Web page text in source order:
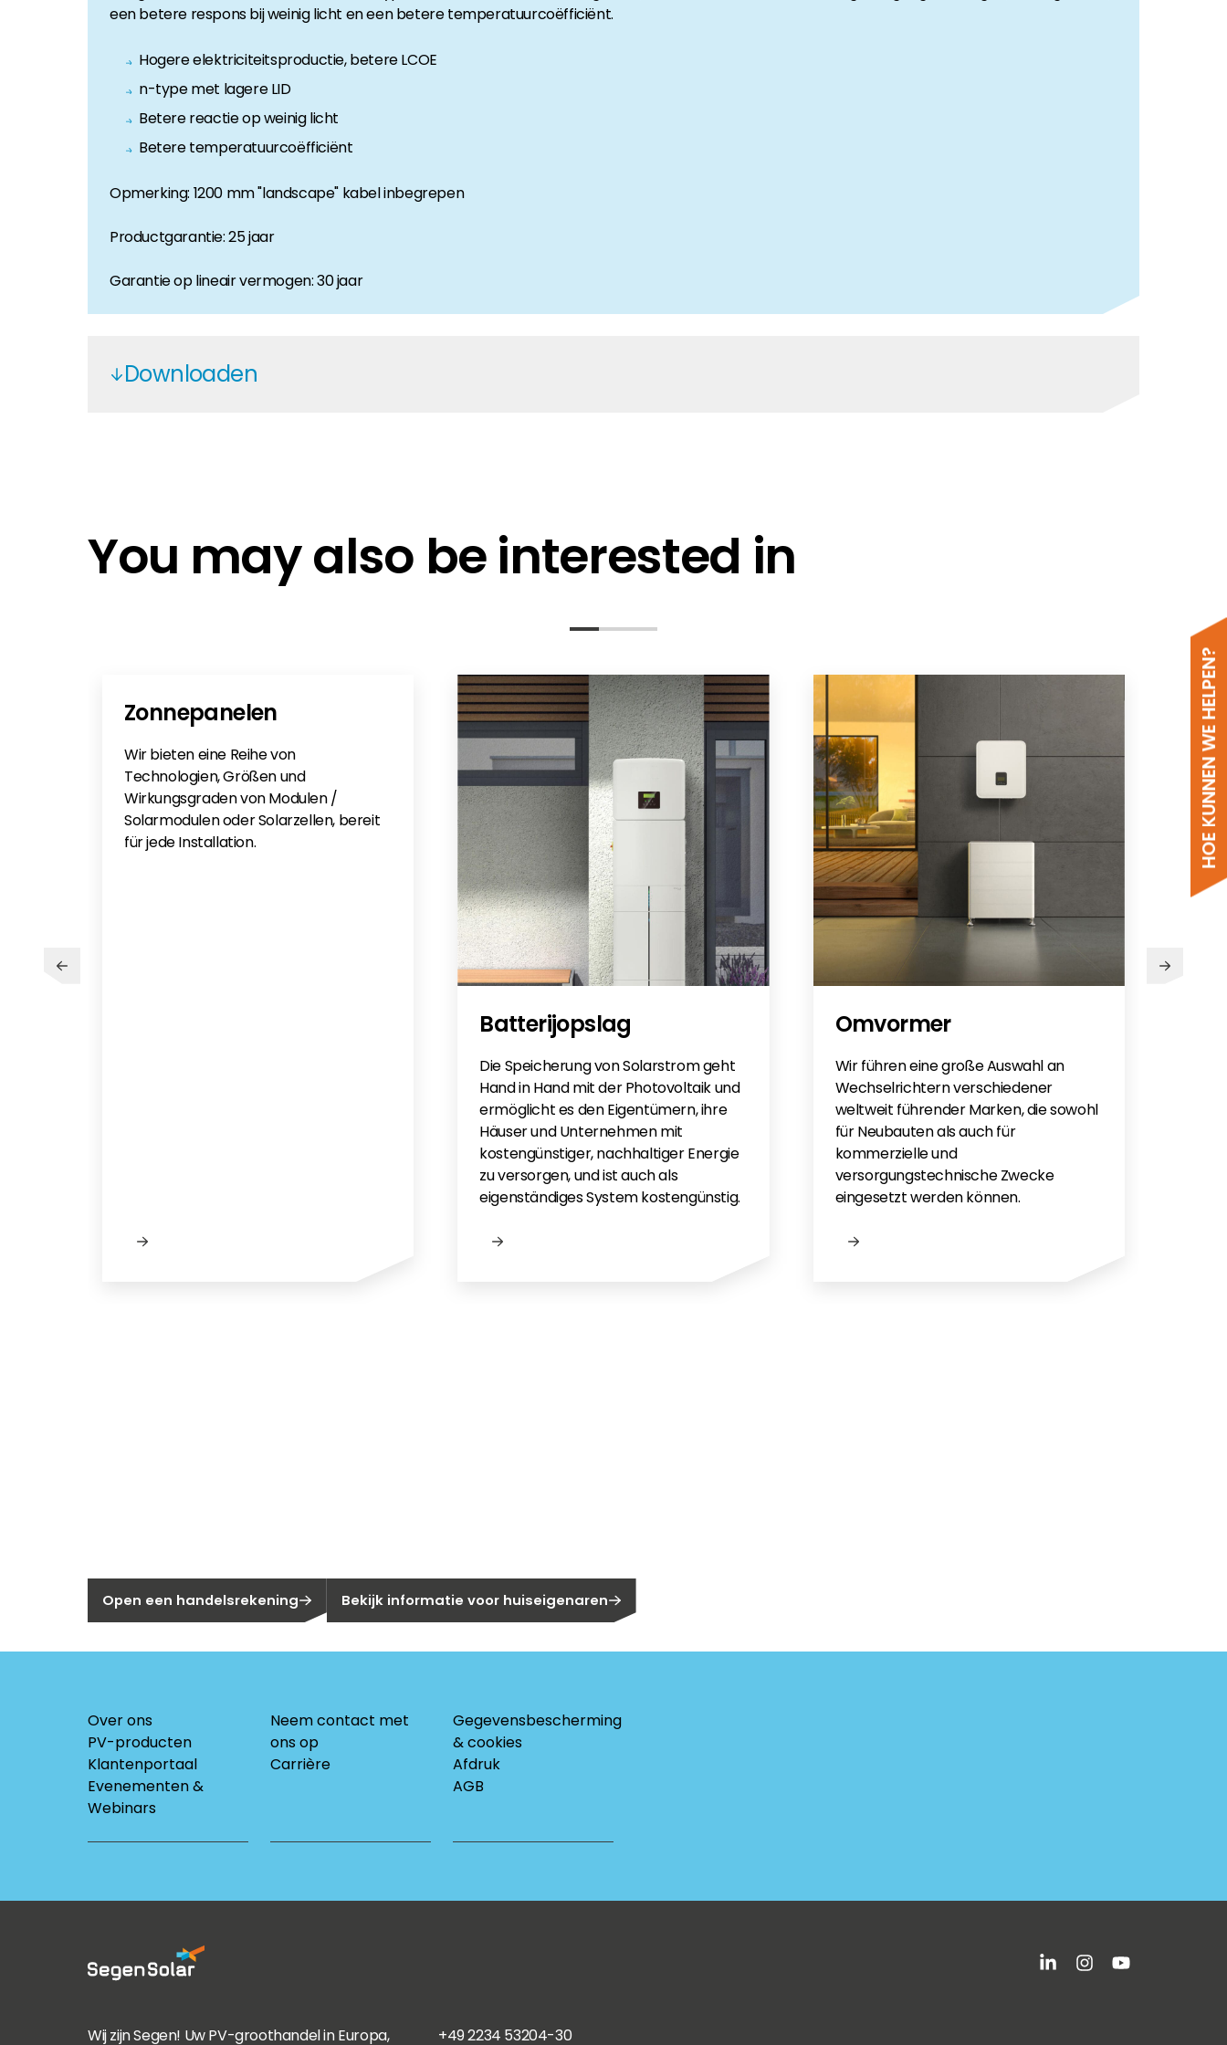
Huiseigenaar
HOE KUNNEN WE HELPEN?
een betere respons bij weinig licht en een betere temperatuurcoëfficiënt.
Hogere elektriciteitsproductie, betere LCOE
n-type met lagere LID
Betere reactie op weinig licht
Betere temperatuurcoëfficiënt
Opmerking: 1200 mm "landscape" kabel inbegrepen
Productgarantie: 25 jaar
Garantie op lineair vermogen: 30 jaar
Downloaden
You may also be interested in
Zonnepanelen
Wir bieten eine Reihe von
Technologien, Größen und
Wirkungsgraden von Modulen /
Solarmodulen oder Solarzellen, bereit
für jede Installation.
Batterijopslag
Die Speicherung von Solarstrom geht
Hand in Hand mit der Photovoltaik und
ermöglicht es den Eigentümern, ihre
Häuser und Unternehmen mit
kostengünstiger, nachhaltiger Energie
zu versorgen, und ist auch als
eigenständiges System kostengünstig.
Omvormer
Wir führen eine große Auswahl an
Wechselrichtern verschiedener
weltweit führender Marken, die sowohl
für Neubauten als auch für
kommerzielle und
versorgungstechnische Zwecke
eingesetzt werden können.
Open een handelsrekening Bekijk informatie voor huiseigenaren
Over ons
PV-producten
Klantenportaal
Evenementen &
Webinars
Neem contact met
ons op
Carrière
Gegevensbescherming
& cookies
Afdruk
AGB
Wij zijn Segen! Uw PV-groothandel in Europa, +49 2234 53204-30